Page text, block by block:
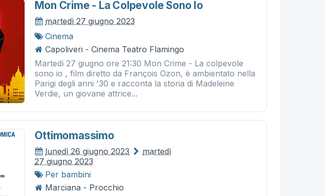
Mon Crime - La Colpevole Sono Io
martedì 27 giugno 2023
Cinema
Capoliveri - Cinema Teatro Flamingo
Martedì 27 giugno ore 21:30 Mon Crime - La colpevole
sono io , film diretto da François Ozon, è ambientato nella
Parigi degli anni '30 e racconta la storia di Madeleine
Verdie, un giovane attrice...
Ottimomassimo
lunedì 26 giugno 2023
martedì
27 giugno 2023
Per bambini
Marciana - Procchio